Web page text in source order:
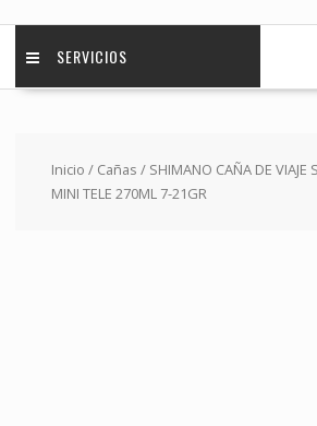
SERVICIOS
Inicio / Cañas / SHIMANO CAÑA DE VIAJE
MINI TELE 270ML 7-21GR